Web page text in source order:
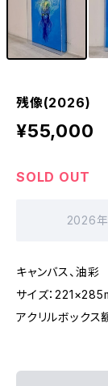
残像(2026)
¥55,000
SOLD OUT
2026
キャンバス、油彩
サイズ：
アクリルボックス